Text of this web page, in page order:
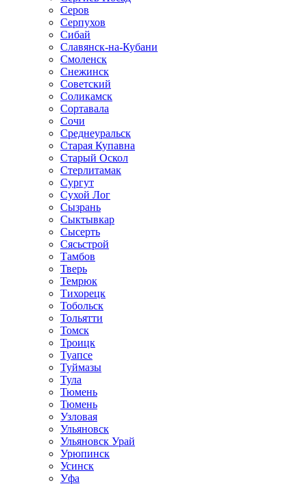
Серов
Серпухов
Сибай
Славянск-на-Кубани
Смоленск
Снежинск
Советский
Соликамск
Сортавала
Сочи
Среднеуральск
Старая Купавна
Старый Оскол
Стерлитамак
Сургут
Сухой Лог
Сызрань
Сыктывкар
Сысерть
Сясьстрой
Тамбов
Тверь
Темрюк
Тихорецк
Тобольск
Тольятти
Томск
Троицк
Туапсе
Туймазы
Тула
Тюмень
Тюмень
Узловая
Ульяновск
Ульяновск Урай
Урюпинск
Усинск
Уфа